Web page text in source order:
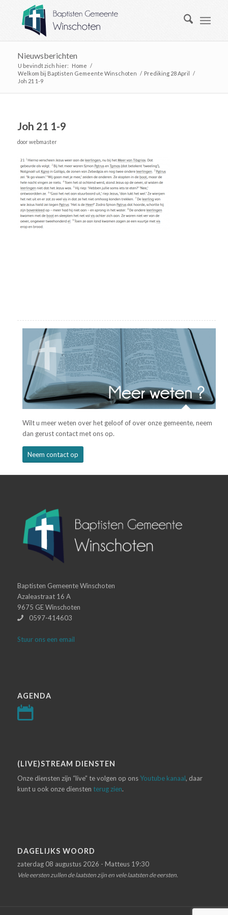
Nieuwsberichten
U bevindt zich hier: Home /
Welkom bij Baptisten Gemeente Winschoten / Prediking 28 April /
Joh 21 1-9
Joh 21 1-9
doorwebmaster
Wilt u meer weten over het geloof of over onze gemeente, neem
dan gerust contact met ons op.
Neem contact op
Baptisten Gemeente Winschoten
Azaleastraat 16 A
9675 GE Winschoten
0597-414603
Stuur ons een email
AGENDA
(LIVE)STREAM DIENSTEN
Onze diensten zijn “live” te volgen op onsYoutube kanaal, daar
kunt u ook onze diensten terug zien.
DAGELIJKS WOORD
zaterdag 08 augustus 2026 - Matteus 19:30
Vele eersten zullen de laatsten zijn en vele laatsten de eersten.